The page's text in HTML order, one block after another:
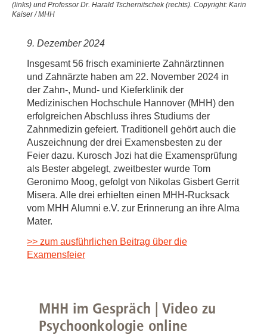
(links) und Professor Dr. Harald Tschernitschek (rechts). Copyright: Karin
Kaiser / MHH
9. Dezember 2024
Insgesamt 56 frisch examinierte Zahnärztinnen
und Zahnärzte haben am 22. November 2024 in
der Zahn-, Mund- und Kieferklinik der
Medizinischen Hochschule Hannover (MHH) den
erfolgreichen Abschluss ihres Studiums der
Zahnmedizin gefeiert. Traditionell gehört auch die
Auszeichnung der drei Examensbesten zu der
Feier dazu. Kurosch Jozi hat die Examensprüfung
als Bester abgelegt, zweitbester wurde Tom
Geronimo Moog, gefolgt von Nikolas Gisbert Gerrit
Misera. Alle drei erhielten einen MHH-Rucksack
vom MHH Alumni e.V. zur Erinnerung an ihre Alma
Mater.
>> zum ausführlichen Beitrag über die
Examensfeier
MHH im Gespräch | Video zu
Psychoonkologie online